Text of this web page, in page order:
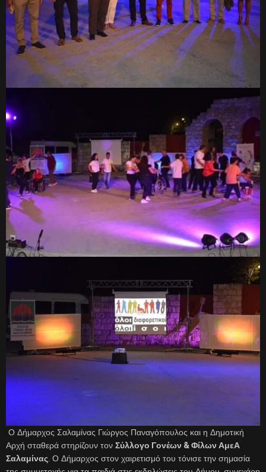
Ο Δήμαρχος Σαλαμίνας Γιώργος Παναγόπουλος και η Δημοτική
Αρχή σταθερά στηρίζουν τον Σύλλογο Γονέων & Φίλων ΑμεΑ
Σαλαμίνας . Ο Δήμαρχος στον χαιρετισμό του τόνισε την σημασία